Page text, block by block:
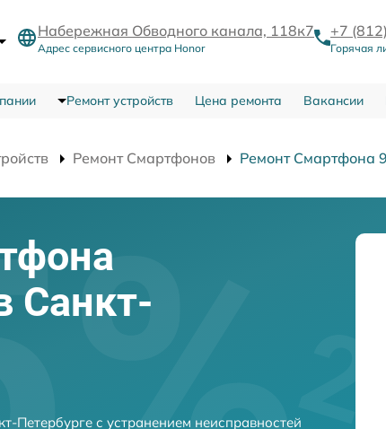
Набережная Обводного канала, 118к7
Адрес сервисного центра Honor
+7
Горячая
Ремонт устройств Цена ремонта Вакансии
Ремонт Смартфонов Ремонт Смартфона
Санкт-
Петербурге с устранением неисправностей